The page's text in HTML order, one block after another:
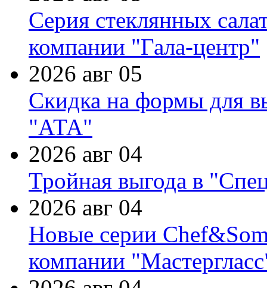
Серия стеклянных
компании "Гала-центр"
2026 авг 05
Скидка на формы для
"АТА"
2026 авг 04
Тройная выгода в
2026 авг 04
Новые серии
компании